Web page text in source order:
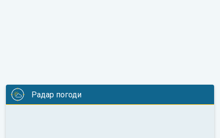
Радар погоди